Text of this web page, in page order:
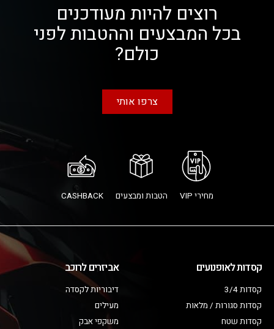
רוצים להיות מעודכנים
בכל המבצעים וההטבות לפני
כולם?
צרפו אותי
מחירי VIP הטבות ומבצעים CASHBACK
קסדות לאופנועים
קסדות 3/4
קסדות סגורות / מלאות
קסדות שטח
אביזרים לרוכב
דיבוריות לקסדה
מעילים
משקפי אבק